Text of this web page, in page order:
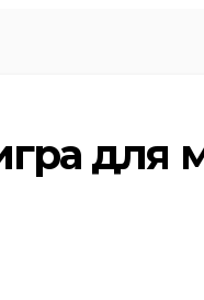
для